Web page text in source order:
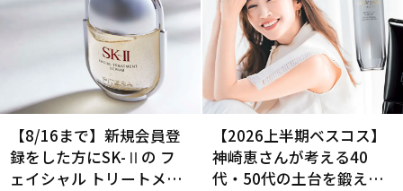
【8/16まで】新規会員登
録をした方にSK-Ⅱの フ
ェイシャル トリートメン
【2026上半期ベスコス】
神崎恵さんが考える40
代・50代の土台を鍛える